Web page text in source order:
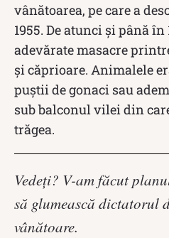
vânătoarea, pe care a
1955. De atunci și până în
adevărate masacre
și căprioare. Animalele
puștii de gonaci sau
sub balconul vilei din
trăgea.
Vedeţi? V-am făcut
să glumească dictatorul
vânătoare.